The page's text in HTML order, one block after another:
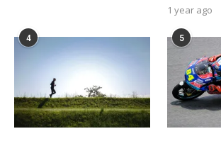
1 year ago
4 5